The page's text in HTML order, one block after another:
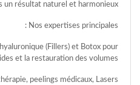
un résultat naturel et harmonieux.
Nos expertises principales :
(Fillers) et Botox pour
et la restauration des volumes.
peelings médicaux, Lasers
وأحكام
،
الفقرة